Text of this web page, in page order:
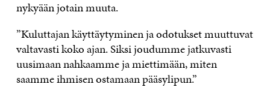
nykyään jotain muuta.
”Kuluttajan käyttäytyminen ja odotukset muuttuvat
valtavasti koko ajan. Siksi joudumme jatkuvasti
uusimaan nahkaamme ja miettimään, miten
saamme ihmisen ostamaan pääsylipun.”